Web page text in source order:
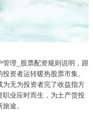
理_股票配资规则说明，跟
资者运转暖热股票市集。
无为投资者完了收益指方
业应时而生，为土产货投
途。